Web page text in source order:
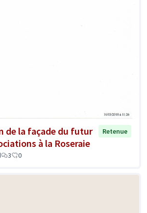
de la façade du futur
à la Roseraie
Retenue
3 0